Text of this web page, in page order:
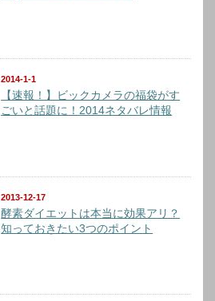
2014-1-1
【速報！】ビックカメラの福袋がす
ごいと話題に！2014ネタバレ情報
2013-12-17
酵素ダイエットは本当に効果アリ？
知っておきたい3つのポイント